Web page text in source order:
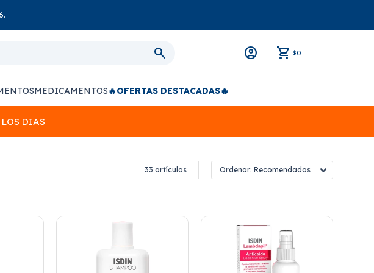
$0
MEDICAMENTOS🔥OFERTAS DESTACADAS🔥
DIAS
33 artículos Recomendados